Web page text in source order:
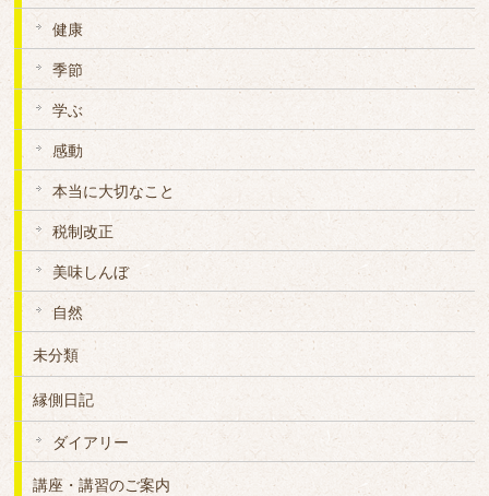
健康
季節
学ぶ
感動
本当に大切なこと
税制改正
美味しんぼ
自然
未分類
縁側日記
ダイアリー
講座・講習のご案内